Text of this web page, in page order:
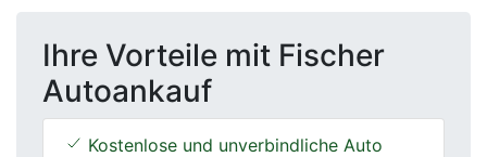
Ihre Vorteile mit Fischer
Autoankauf
Kostenlose und unverbindliche Auto